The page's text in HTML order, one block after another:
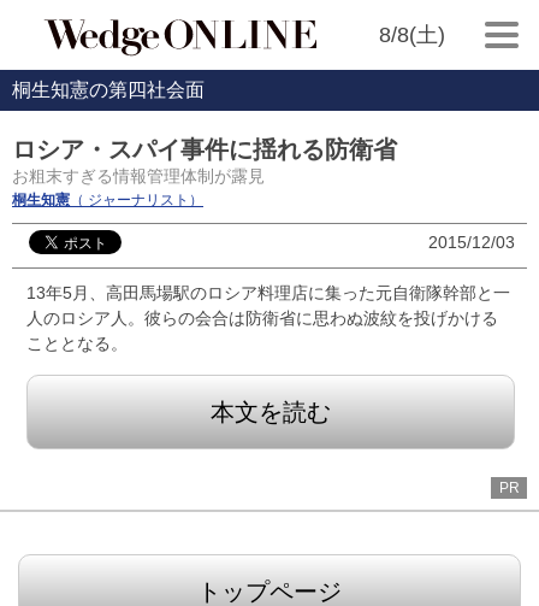
8/8(土)
桐生知憲の第四社会面
ロシア・スパイ事件に揺れる防衛省
お粗末すぎる情報管理体制が露見
桐生知憲 （ ジャーナリスト）
2015/12/03
13年5月、高田馬場駅のロシア料理店に集った元自衛隊幹部と一
人のロシア人。彼らの会合は防衛省に思わぬ波紋を投げかける
こととなる。
本文を読む
PR
トップページ